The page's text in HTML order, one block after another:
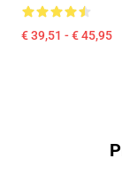
€ 39,51 - € 45,95